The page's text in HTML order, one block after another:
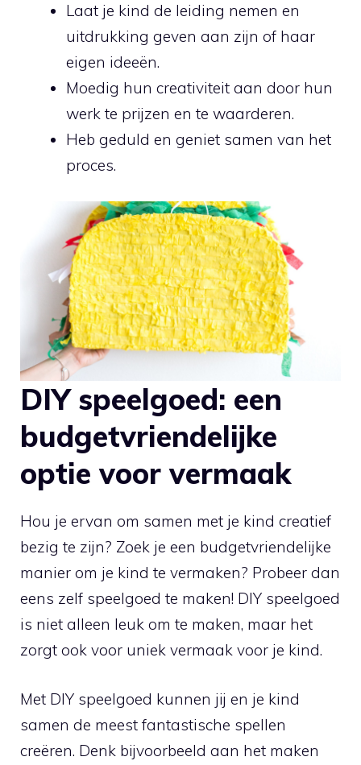
Laat je ⁢kind de leiding nemen en
uitdrukking geven aan zijn of haar
⁢eigen ideeën.
Moedig‍ hun creativiteit aan door hun⁢
werk te prijzen en te waarderen.
Heb geduld en geniet‌ samen van het
proces.
DIY speelgoed: een
budgetvriendelijke
optie voor vermaak
Hou je‍ ervan om samen met je kind⁢ creatief
bezig te zijn? Zoek je een budgetvriendelijke
manier om je kind⁢ te vermaken? ​Probeer ​dan
eens ‌zelf speelgoed te maken! DIY speelgoed
is niet alleen leuk om te maken, ​maar het
‍zorgt ook voor uniek vermaak voor ‌je kind.
Met ⁢DIY speelgoed kunnen ‍jij en⁤ je kind
⁢samen de meest fantastische spellen⁢
creëren. Denk bijvoorbeeld aan het maken